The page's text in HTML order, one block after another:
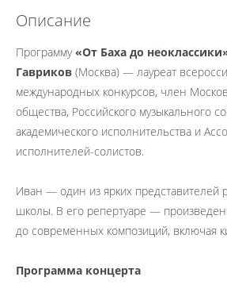
Описание
Программу«От Баха до
Гавриков (Москва) — лауреат
международных конкурсов, член
общества, Российского музыкального
академического исполнительства и
исполнителей-солистов.
Иван — один из ярких представителей
школы. В его репертуаре —
до современных композиций, включая
Программа концерта